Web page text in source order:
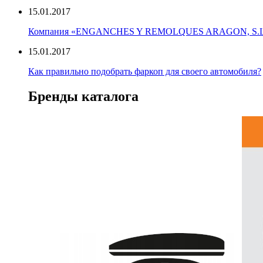
15.01.2017
Компания «ENGANCHES Y REMOLQUES ARAGON,
15.01.2017
Как правильно подобрать фаркоп для своего автомобиля?
Бренды каталога